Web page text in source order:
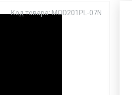
Код товара: MOD201PL-07N